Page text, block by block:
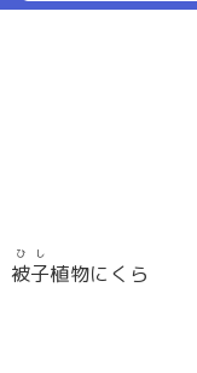
被子
ひし
植物にくら